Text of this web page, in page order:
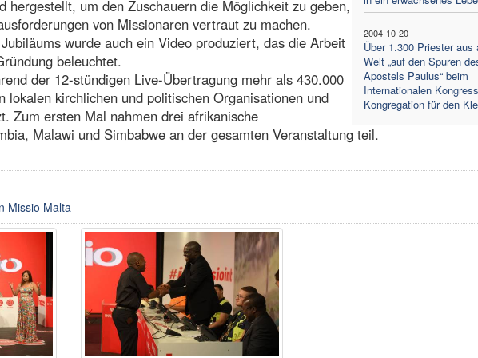
2004-10-20
Über 1.300 Priester aus
Welt „auf den Spuren
Apostels Paulus“ beim
Internationalen
Kongregation für den
hergestellt, um den Zuschauern die Möglichkeit zu geben,
von Missionaren vertraut zu machen.
wurde auch ein Video produziert, das die Arbeit
beleuchtet.
der 12-stündigen Live-Übertragung mehr als 430.000
lokalen kirchlichen und politischen Organisationen und
Zum ersten Mal nahmen drei afrikanische
Malawi und Simbabwe an der gesamten Veranstaltung teil.
Missio Malta